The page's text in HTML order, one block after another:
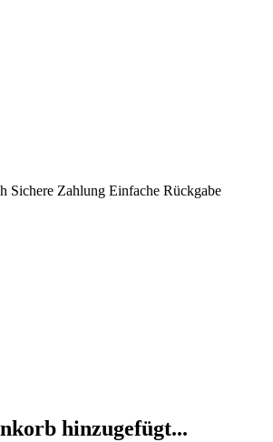
Sichere Zahlung Einfache Rückgabe
hinzugefügt...